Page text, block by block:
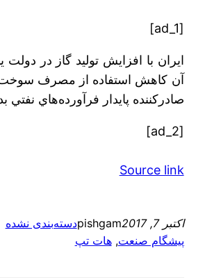
[ad_1]
ايران با افزايش توليد گاز در
آن كاهش استفاده از مصرف سوخت
صادركننده پايدار فرآورده‌هاي نفتي
[ad_2]
Source link
اکتبر 7, 2017 pishgamدسته‌بندی نشده
پیشگام صنعت, هات تپ